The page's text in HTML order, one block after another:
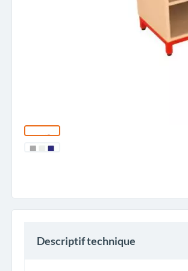
Descriptif technique